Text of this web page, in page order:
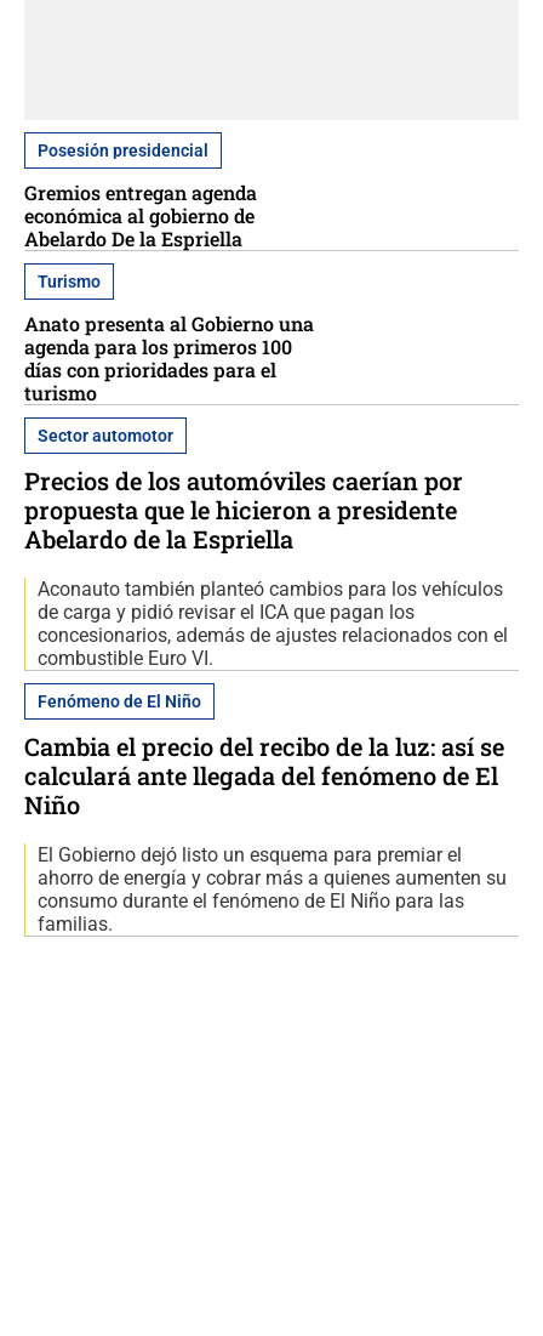
Posesión presidencial
Gremios entregan agenda
económica al gobierno de
Abelardo De la Espriella
Turismo
Anato presenta al Gobierno una
agenda para los primeros 100
días con prioridades para el
turismo
Sector automotor
Precios de los automóviles caerían por
propuesta que le hicieron a presidente
Abelardo de la Espriella
Aconauto también planteó cambios para los vehículos
de carga y pidió revisar el ICA que pagan los
concesionarios, además de ajustes relacionados con el
combustible Euro VI.
Fenómeno de El Niño
Cambia el precio del recibo de la luz: así se
calculará ante llegada del fenómeno de El
Niño
El Gobierno dejó listo un esquema para premiar el
ahorro de energía y cobrar más a quienes aumenten su
consumo durante el fenómeno de El Niño para las
familias.